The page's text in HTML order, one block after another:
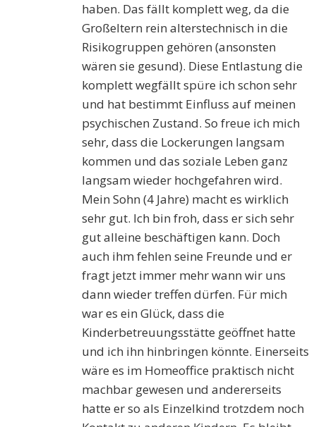
haben. Das fällt komplett weg, da die
Großeltern rein alterstechnisch in die
Risikogruppen gehören (ansonsten
wären sie gesund). Diese Entlastung die
komplett wegfällt spüre ich schon sehr
und hat bestimmt Einfluss auf meinen
psychischen Zustand. So freue ich mich
sehr, dass die Lockerungen langsam
kommen und das soziale Leben ganz
langsam wieder hochgefahren wird.
Mein Sohn (4 Jahre) macht es wirklich
sehr gut. Ich bin froh, dass er sich sehr
gut alleine beschäftigen kann. Doch
auch ihm fehlen seine Freunde und er
fragt jetzt immer mehr wann wir uns
dann wieder treffen dürfen. Für mich
war es ein Glück, dass die
Kinderbetreuungsstätte geöffnet hatte
und ich ihn hinbringen könnte. Einerseits
wäre es im Homeoffice praktisch nicht
machbar gewesen und andererseits
hatte er so als Einzelkind trotzdem noch